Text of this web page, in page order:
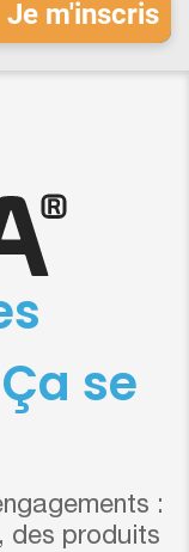
se
:
des produits